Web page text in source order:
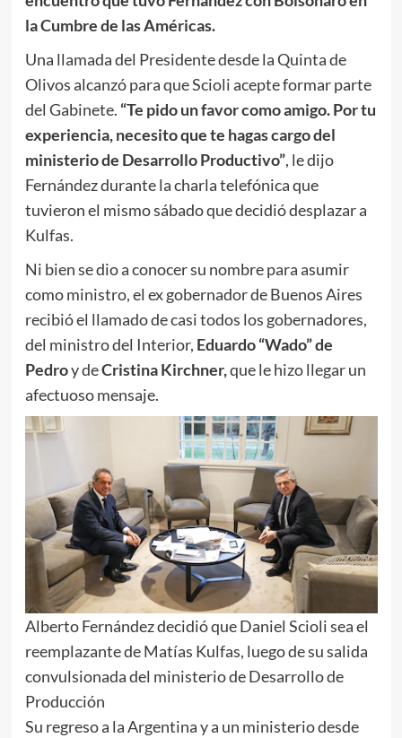
la Cumbre de las Américas.
Una llamada del Presidente desde la Quinta de
Olivos alcanzó para que Scioli acepte formar parte
del Gabinete. “Te pido un favor como amigo. Por tu
experiencia, necesito que te hagas cargo del
ministerio de Desarrollo Productivo”, le dijo
Fernández durante la charla telefónica que
tuvieron el mismo sábado que decidió desplazar a
Kulfas.
Ni bien se dio a conocer su nombre para asumir
como ministro, el ex gobernador de Buenos Aires
recibió el llamado de casi todos los gobernadores,
del ministro del Interior, Eduardo “Wado” de
Pedroy deCristina Kirchner,que le hizo llegar un
afectuoso mensaje.
Alberto Fernández decidió que Daniel Scioli sea el
reemplazante de Matías Kulfas, luego de su salida
convulsionada del ministerio de Desarrollo de
Producción
Su regreso a la Argentina y a un ministerio desde